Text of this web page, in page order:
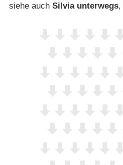
siehe auch Silvia unterwegs,